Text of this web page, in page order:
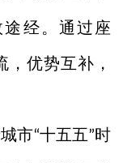
经。通过座
优势互补，
市“十五五”时